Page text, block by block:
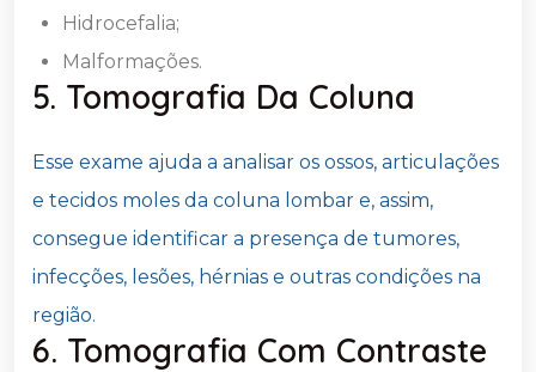
Hidrocefalia;
Malformações.
5. Tomografia Da Coluna
Esse exame ajuda a analisar os ossos, articulações
e tecidos moles da coluna lombar e, assim,
consegue identificar a presença de tumores,
infecções, lesões, hérnias e outras condições na
região.
6. Tomografia Com Contraste